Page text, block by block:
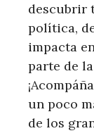
descubrir
política,
impacta
parte de
un poco
de los